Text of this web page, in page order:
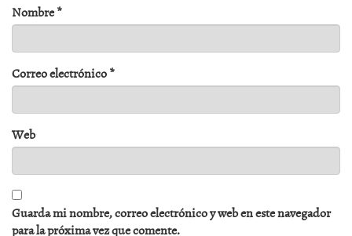
Nombre*
Correo electrónico*
Web
Guarda mi nombre, correo electrónico y web en este navegador
para la próxima vez que comente.